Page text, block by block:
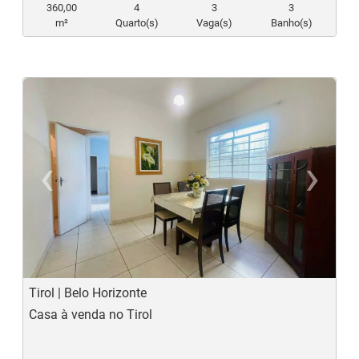
360,00
m²
4
Quarto(s)
3
Vaga(s)
3
Banho(s)
‹
Previous
›
Tirol | Belo Horizonte
Casa à venda no Tirol